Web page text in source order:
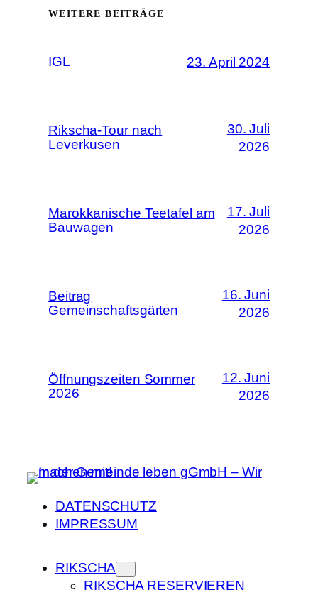
WEITERE BEITRÄGE
IGL 23. April 2024
Rikscha-Tour nach
Leverkusen
30. Juli
2026
Marokkanische Teetafel am
Bauwagen
17. Juli
2026
Beitrag
Gemeinschaftsgärten
16. Juni
2026
Öffnungszeiten Sommer
2026
12. Juni
2026
DATENSCHUTZ
IMPRESSUM
RIKSCHA
RIKSCHA RESERVIEREN